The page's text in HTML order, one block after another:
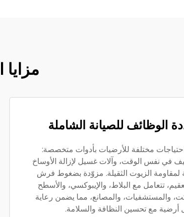
مزايا
الوظائف للصيانة الشاملة
مختلفة للأرضيات بأدوات متخصصة:
في نفس الوقت، وآلات غسيل لإزالة الأوساخ
لمقاومة الزيوت الثقيلة. مزوّدة بضغوط فرش
تتعامل مع البلاط، والإيبوكسي، والأسطح
والمستشفيات، والمصانع، مما يضمن رعاية
مع تحسين النظافة والسلامة.